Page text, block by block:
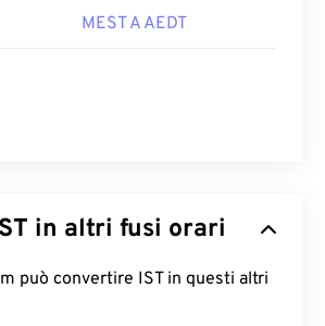
MEST A AEDT
in altri fusi orari
può convertire IST in questi altri